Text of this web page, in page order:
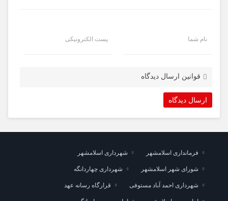
نام شما پست الکترونیکی
قوانین ارسال دیدگاه
فرمانداری اسلامشهر شهرداری اسلامشهر
شورای شهر اسلامشهر شهرداری چهاردانگه
شهرداری احمد آباد مستوفی قرارگاه رسانه عهد